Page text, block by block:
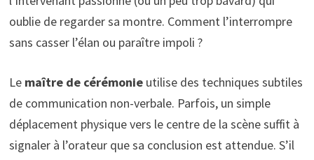
oublie de regarder sa montre. Comment l’interrompre
sans casser l’élan ou paraître impoli ?
Le maître de cérémonieutilise des techniques subtiles
de communication non-verbale. Parfois, un simple
déplacement physique vers le centre de la scène suffit à
signaler à l’orateur que sa conclusion est attendue. S’il